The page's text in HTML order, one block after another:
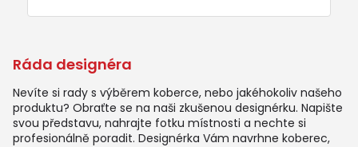
Ráda designéra
Nevíte si rady s výběrem koberce, nebo jakéhokoliv našeho
produktu? Obraťte se na naši zkušenou designérku. Napište
svou představu, nahrajte fotku místnosti a nechte si
profesionálně poradit. Designérka Vám navrhne koberec,